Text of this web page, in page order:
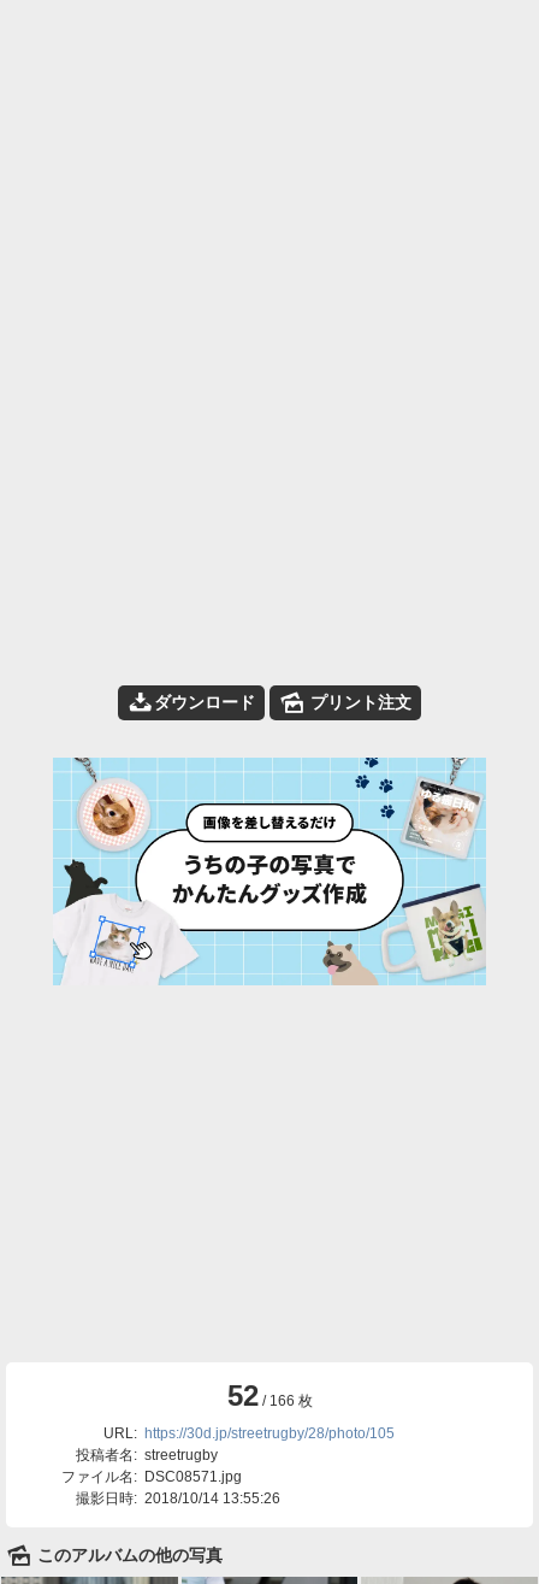
📥ダウンロード 🌄 プリント注文
52 / 166 枚
URL: https://30d.jp/streetrugby/28/photo/105
投稿者名: streetrugby
ファイル名: DSC08571.jpg
撮影日時: 2018/10/14 13:55:26
🌄 このアルバムの他の写真